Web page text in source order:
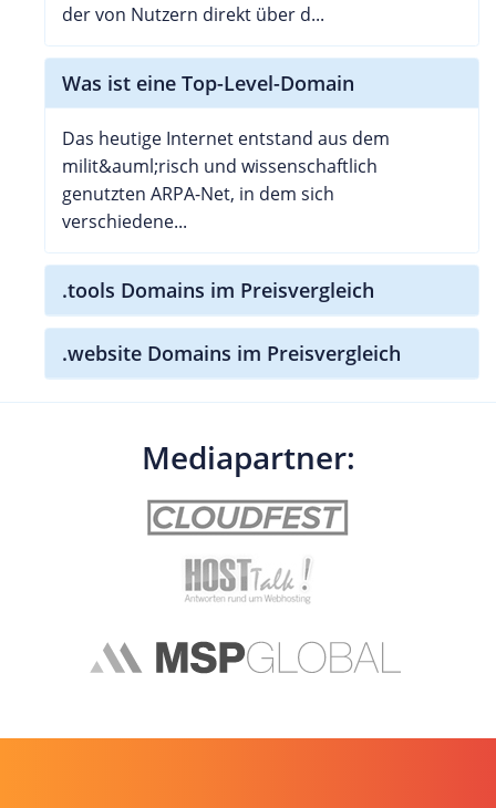
der von Nutzern direkt über d...
Was ist eine Top-Level-Domain
Das heutige Internet entstand aus dem
milit&auml;risch und wissenschaftlich
genutzten ARPA-Net, in dem sich
verschiedene...
.tools Domains im Preisvergleich
.website Domains im Preisvergleich
Mediapartner: